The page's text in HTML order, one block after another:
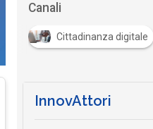
Canali
Cittadinanza digitale
InnovAttori